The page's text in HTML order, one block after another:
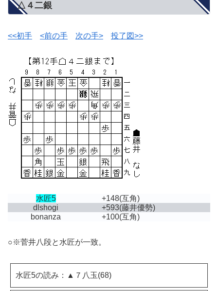
△４二銀
<<初手 <前の手 次の手> 投了図>>
水匠5 +148(互角)
dlshogi
+593(藤井優勢)
bonanza
+100(互角)
○※菅井八段と水匠が一致。
水匠5の読み：▲７八玉(68)